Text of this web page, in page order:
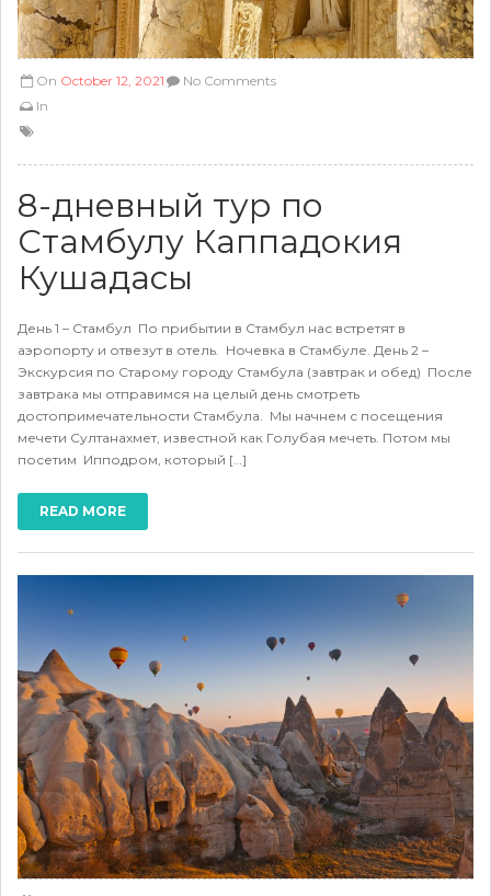
On October 12, 2021
In
No Comments
8-дневный тур по
Стамбулу Каппадокия
Кушадасы
День 1 – Стамбул По прибытии в Стамбул нас встретят в
аэропорту и отвезут в отель. Ночевка в Стамбуле. День 2 –
Экскурсия по Старому городу Стамбула (завтрак и обед) После
завтрака мы отправимся на целый день смотреть
достопримечательности Стамбула. Мы начнем с посещения
мечети Султанахмет, известной как Голубая мечеть. Потом мы
посетим Ипподром, который […]
READ MORE